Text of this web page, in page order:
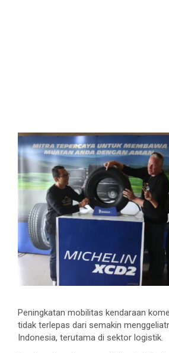
Peningkatan mobilitas kendaraan
tidak terlepas dari semakin
Indonesia, terutama di sektor logistik.